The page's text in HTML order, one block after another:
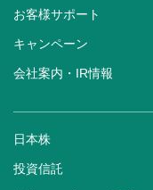
お客様サポート
キャンペーン
会社案内・IR情報
日本株
投資信託